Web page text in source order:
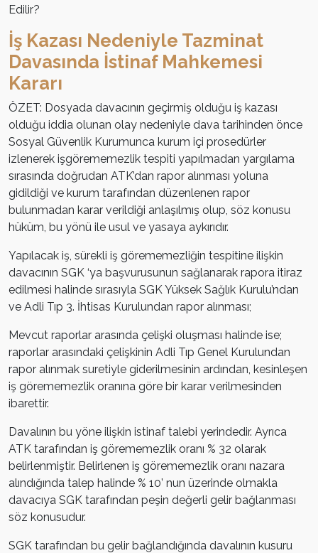
Edilir?
İş Kazası Nedeniyle Tazminat
Davasında İstinaf Mahkemesi
Kararı
ÖZET: Dosyada davacının geçirmiş olduğu iş kazası
olduğu iddia olunan olay nedeniyle dava tarihinden önce
Sosyal Güvenlik Kurumunca kurum içi prosedürler
izlenerek işgörememezlik tespiti yapılmadan yargılama
sırasında doğrudan ATK’dan rapor alınması yoluna
gidildiği ve kurum tarafından düzenlenen rapor
bulunmadan karar verildiği anlaşılmış olup, söz konusu
hüküm, bu yönü ile usul ve yasaya aykırıdır.
Yapılacak iş, sürekli iş görememezliğin tespitine ilişkin
davacının SGK ‘ya başvurusunun sağlanarak rapora itiraz
edilmesi halinde sırasıyla SGK Yüksek Sağlık Kurulu’ndan
ve Adli Tıp 3. İhtisas Kurulundan rapor alınması;
Mevcut raporlar arasında çelişki oluşması halinde ise;
raporlar arasındaki çelişkinin Adli Tıp Genel Kurulundan
rapor alınmak suretiyle giderilmesinin ardından, kesinleşen
iş görememezlik oranına göre bir karar verilmesinden
ibarettir.
Davalının bu yöne ilişkin istinaf talebi yerindedir. Ayrıca
ATK tarafından iş görememezlik oranı % 32 olarak
belirlenmiştir. Belirlenen iş görememezlik oranı nazara
alındığında talep halinde % 10’ nun üzerinde olmakla
davacıya SGK tarafından peşin değerli gelir bağlanması
söz konusudur.
SGK tarafından bu gelir bağlandığında davalının kusuru